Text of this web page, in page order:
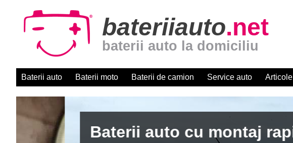
bateriiauto.net
baterii auto la domiciliu
Baterii auto Baterii moto Baterii de camion Service auto Articole
Baterii auto cu montaj rapid la